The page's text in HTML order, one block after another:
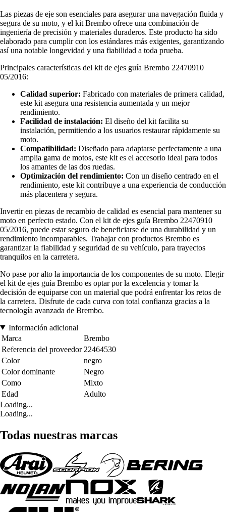
Las piezas de eje son esenciales para asegurar una navegación fluida y
segura de su moto, y el kit Brembo ofrece una combinación de
ingeniería de precisión y materiales duraderos. Este producto ha sido
elaborado para cumplir con los estándares más exigentes, garantizando
así una notable longevidad y una fiabilidad a toda prueba.
Principales características del kit de ejes guía Brembo 22470910
05/2016:
Calidad superior: Fabricado con materiales de primera calidad,
este kit asegura una resistencia aumentada y un mejor
rendimiento.
Facilidad de instalación: El diseño del kit facilita su
instalación, permitiendo a los usuarios restaurar rápidamente su
moto.
Compatibilidad: Diseñado para adaptarse perfectamente a una
amplia gama de motos, este kit es el accesorio ideal para todos
los amantes de las dos ruedas.
Optimización del rendimiento: Con un diseño centrado en el
rendimiento, este kit contribuye a una experiencia de conducción
más placentera y segura.
Invertir en piezas de recambio de calidad es esencial para mantener su
moto en perfecto estado. Con el kit de ejes guía Brembo 22470910
05/2016, puede estar seguro de beneficiarse de una durabilidad y un
rendimiento incomparables. Trabajar con productos Brembo es
garantizar la fiabilidad y seguridad de su vehículo, para trayectos
tranquilos en la carretera.
No pase por alto la importancia de los componentes de su moto. Elegir
el kit de ejes guía Brembo es optar por la excelencia y tomar la
decisión de equiparse con un material que podrá enfrentar los retos de
la carretera. Disfrute de cada curva con total confianza gracias a la
tecnología avanzada de Brembo.
Información adicional
Marca
Brembo
Referencia del proveedor 22464530
Color
negro
Color dominante
Negro
Como
Mixto
Edad
Adulto
Loading...
Loading...
Todas nuestras marcas